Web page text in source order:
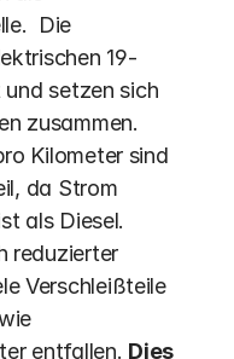
Die
19-
setzen sich
zusammen.
Kilometer sind
da Strom
als Diesel.
reduzierter
Verschleißteile
entfallen. Dies